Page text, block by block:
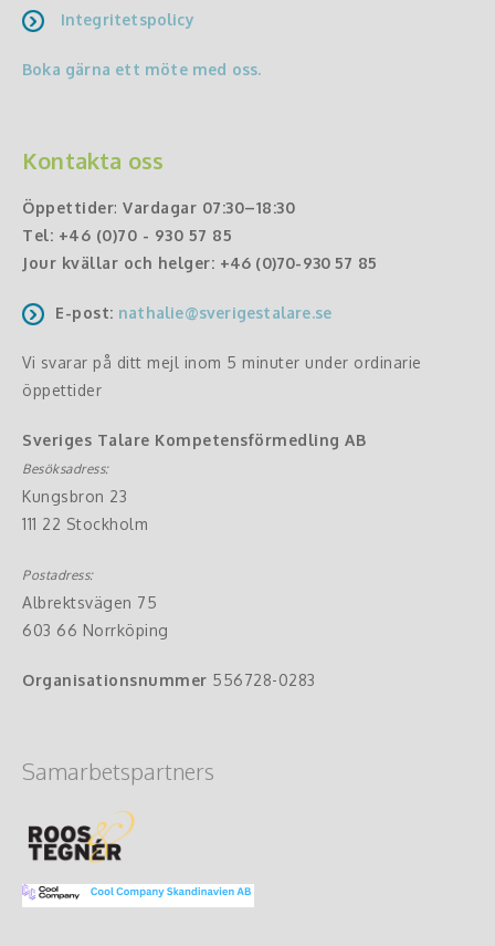
Integritetspolicy
Boka gärna ett möte med oss.
Kontakta oss
Öppettider: Vardagar 07:30–18:30
Tel: +46 (0)70 - 930 57 85
Jour kvällar och helger: +46 (0)70-930 57 85
E-post: nathalie@sverigestalare.se
Vi svarar på ditt mejl inom 5 minuter under ordinarie
öppettider
Sveriges Talare Kompetensförmedling AB
Besöksadress:
Kungsbron 23
111 22 Stockholm
Postadress:
Albrektsvägen 75
603 66 Norrköping
Organisationsnummer 556728-0283
Samarbetspartners